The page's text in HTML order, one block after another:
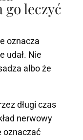
leczyć
oznacza
udał. Nie
albo że
długi czas
nerwowy
oznaczać